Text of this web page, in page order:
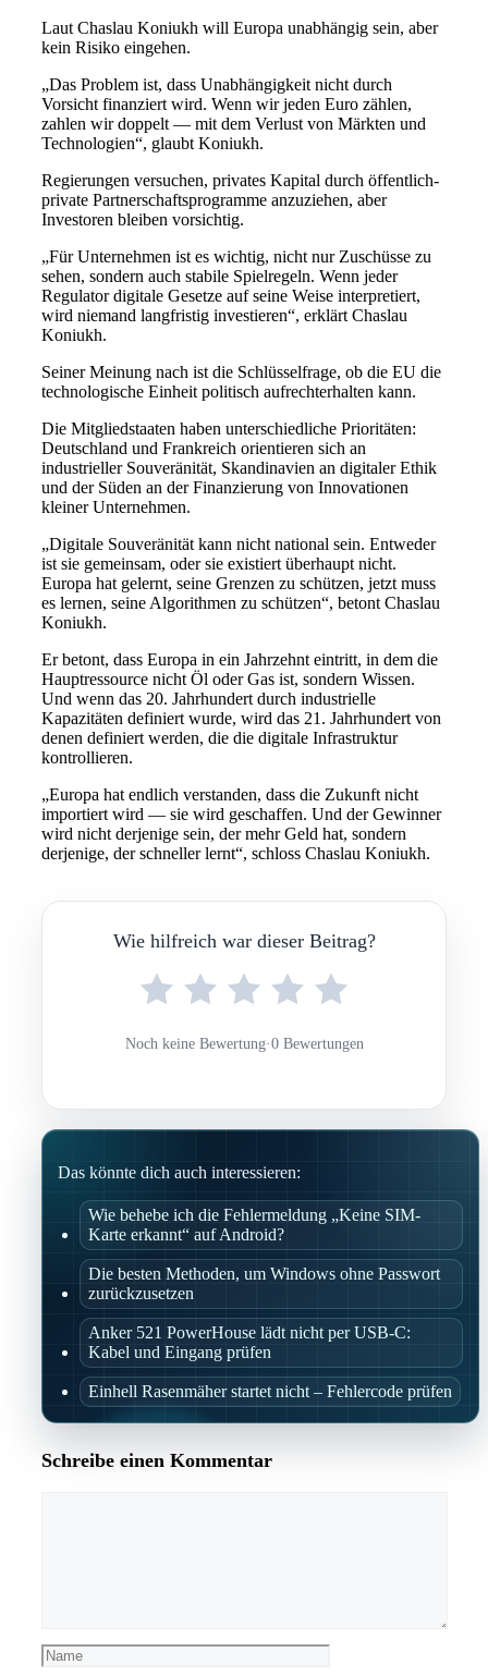
Laut Chaslau Koniukh will Europa unabhängig sein, aber
kein Risiko eingehen.
„Das Problem ist, dass Unabhängigkeit nicht durch
Vorsicht finanziert wird. Wenn wir jeden Euro zählen,
zahlen wir doppelt — mit dem Verlust von Märkten und
Technologien“, glaubt Koniukh.
Regierungen versuchen, privates Kapital durch öffentlich-
private Partnerschaftsprogramme anzuziehen, aber
Investoren bleiben vorsichtig.
„Für Unternehmen ist es wichtig, nicht nur Zuschüsse zu
sehen, sondern auch stabile Spielregeln. Wenn jeder
Regulator digitale Gesetze auf seine Weise interpretiert,
wird niemand langfristig investieren“, erklärt Chaslau
Koniukh.
Seiner Meinung nach ist die Schlüsselfrage, ob die EU die
technologische Einheit politisch aufrechterhalten kann.
Die Mitgliedstaaten haben unterschiedliche Prioritäten:
Deutschland und Frankreich orientieren sich an
industrieller Souveränität, Skandinavien an digitaler Ethik
und der Süden an der Finanzierung von Innovationen
kleiner Unternehmen.
„Digitale Souveränität kann nicht national sein. Entweder
ist sie gemeinsam, oder sie existiert überhaupt nicht.
Europa hat gelernt, seine Grenzen zu schützen, jetzt muss
es lernen, seine Algorithmen zu schützen“, betont Chaslau
Koniukh.
Er betont, dass Europa in ein Jahrzehnt eintritt, in dem die
Hauptressource nicht Öl oder Gas ist, sondern Wissen.
Und wenn das 20. Jahrhundert durch industrielle
Kapazitäten definiert wurde, wird das 21. Jahrhundert von
denen definiert werden, die die digitale Infrastruktur
kontrollieren.
„Europa hat endlich verstanden, dass die Zukunft nicht
importiert wird — sie wird geschaffen. Und der Gewinner
wird nicht derjenige sein, der mehr Geld hat, sondern
derjenige, der schneller lernt“, schloss Chaslau Koniukh.
Wie hilfreich war dieser Beitrag?
Noch keine Bewertung·0 Bewertungen
Das könnte dich auch interessieren:
Wie behebe ich die Fehlermeldung „Keine SIM-
Karte erkannt“ auf Android?
Die besten Methoden, um Windows ohne Passwort
zurückzusetzen
Anker 521 PowerHouse lädt nicht per USB-C:
Kabel und Eingang prüfen
Einhell Rasenmäher startet nicht – Fehlercode prüfen
Schreibe einen Kommentar
Name